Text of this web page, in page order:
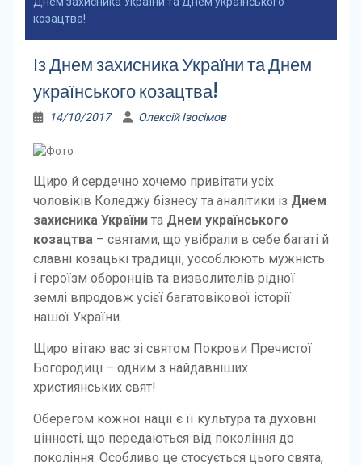
козацтва!
Із Днем захисника України та Днем
українського козацтва!
14/10/2017 Олексій Ізосімов
Щиро й сердечно хочемо привітати усіх
чоловіків Коледжу бізнесу та аналітики із Днем
захисника Українита Днем українського
козацтва– святами, що увібрали в себе багаті й
славні козацькі традиції, уособлюють мужність
і героїзм оборонців та визволителів рідної
землі впродовж усієї багатовікової історії
нашої України.
Щиро вітаю вас зі святом Покрови Пречистої
Богородиці – одним з найдавніших
християнських свят!
Оберегом кожної нації є її культура та духовні
цінності, що передаються від покоління до
покоління. Особливо це стосується цього свята,